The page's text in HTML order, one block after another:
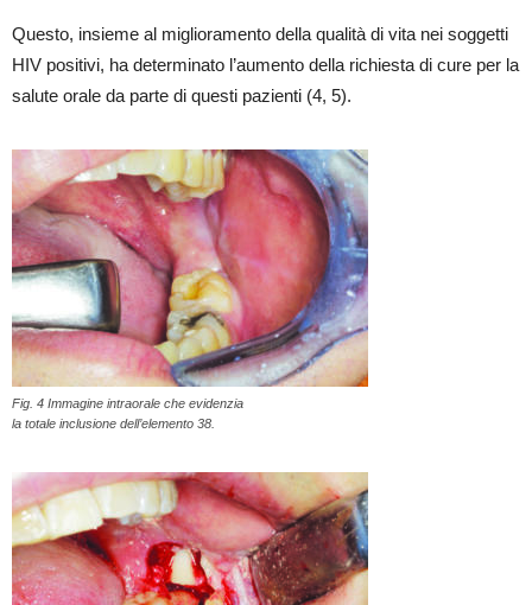
Questo, insieme al miglioramento della qualità di vita nei soggetti
HIV positivi, ha determinato l’aumento della richiesta di cure per la
salute orale da parte di questi pazienti (4, 5).
Fig. 4 Immagine intraorale che evidenzia
la totale inclusione dell’elemento 38.